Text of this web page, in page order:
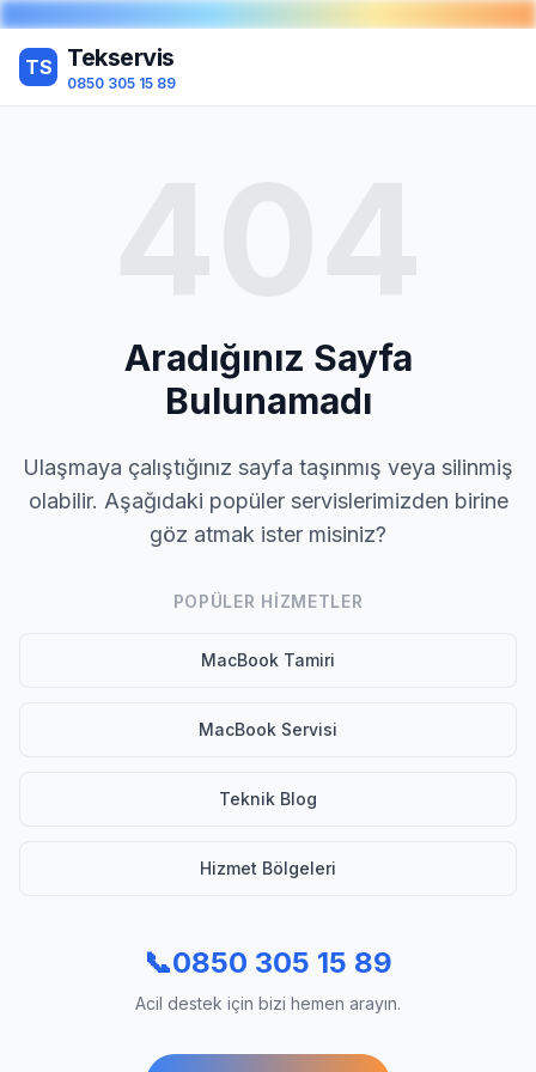
TS Tekservis
0850 305 15 89
Aradığınız Sayfa
Bulunamadı
Ulaşmaya çalıştığınız sayfa taşınmış veya silinmiş
olabilir. Aşağıdaki popüler servislerimizden birine
göz atmak ister misiniz?
POPÜLER HIZMETLER
MacBook Tamiri
MacBook Servisi
Teknik Blog
Hizmet Bölgeleri
📞0850 305 15 89
Acil destek için bizi hemen arayın.